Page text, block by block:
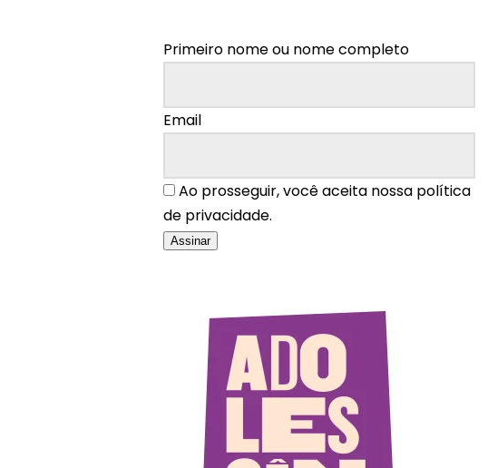
Primeiro nome ou nome completo
Email
Ao prosseguir, você aceita nossa política
de privacidade.